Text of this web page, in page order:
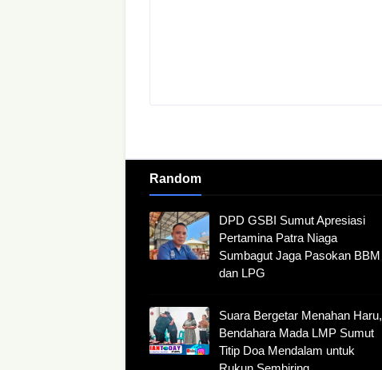
Random
DPD GSBI Sumut Apresiasi
Pertamina Patra Niaga
Sumbagut Jaga Pasokan BBM
dan LPG
Suara Bergetar Menahan Haru,
Bendahara Mada LMP Sumut
Titip Doa Mendalam untuk